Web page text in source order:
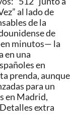
al lado de
de la
de
minutos— la
en una
en
prenda, aunque
para un
en Madrid,
extra